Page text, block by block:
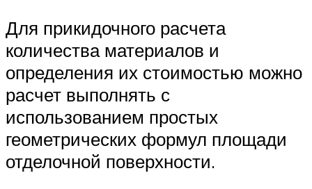
Для прикидочного расчета
количества материалов и
определения их стоимостью можно
расчет выполнять с
использованием простых
геометрических формул площади
отделочной поверхности.